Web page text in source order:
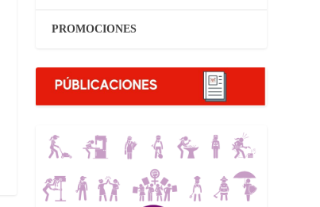
PROMOCIONES